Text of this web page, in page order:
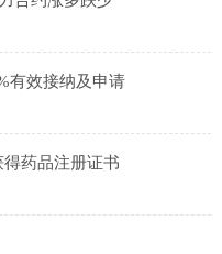
有效接纳及申请
药品注册证书